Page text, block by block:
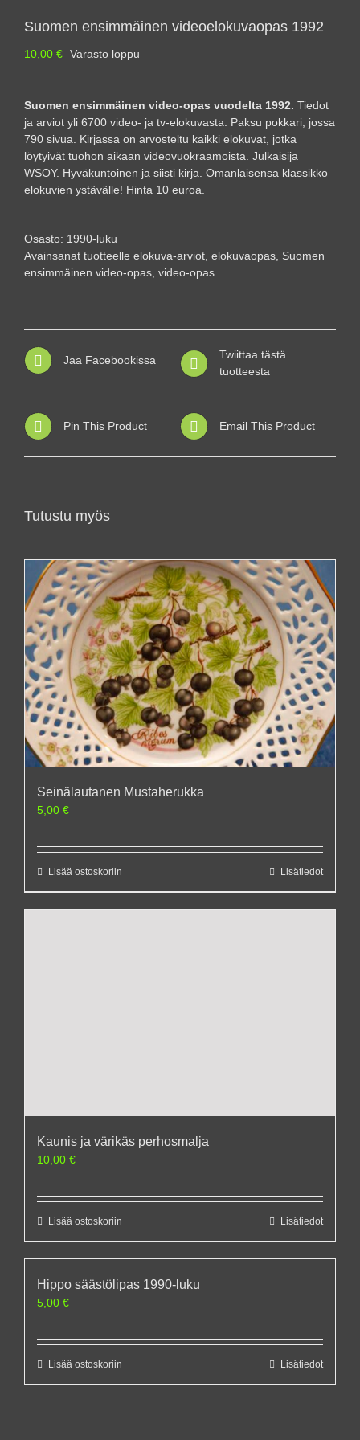
Suomen ensimmäinen videoelokuvaopas 1992
10,00 € Varasto loppu
Suomen ensimmäinen video-opas vuodelta 1992. Tiedot
ja arviot yli 6700 video- ja tv-elokuvasta. Paksu pokkari, jossa
790 sivua. Kirjassa on arvosteltu kaikki elokuvat, jotka
löytyivät tuohon aikaan videovuokraamoista. Julkaisija
WSOY. Hyväkuntoinen ja siisti kirja. Omanlaisensa klassikko
elokuvien ystävälle! Hinta 10 euroa.
Osasto: 1990-luku
Avainsanat tuotteelle elokuva-arviot, elokuvaopas, Suomen
ensimmäinen video-opas, video-opas
Jaa Facebookissa
Twiittaa tästä
tuotteesta
Pin This Product Email This Product
Tutustu myös
Seinälautanen Mustaherukka
5,00 €
Lisää ostoskoriin Lisätiedot
Kaunis ja värikäs perhosmalja
10,00 €
Lisää ostoskoriin Lisätiedot
Hippo säästölipas 1990-luku
5,00 €
Lisää ostoskoriin Lisätiedot